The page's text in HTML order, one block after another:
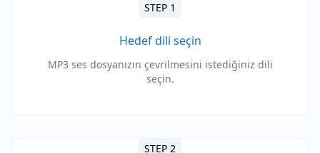
STEP 1
Hedef dili seçin
MP3 ses dosyanızın çevrilmesini istediğiniz dili
seçin.
STEP 2